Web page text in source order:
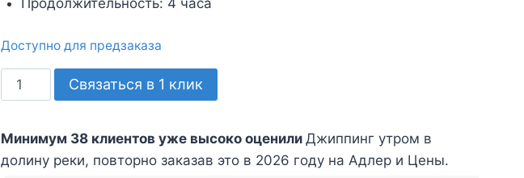
Продолжительность: 4 часа
Доступно для предзаказа
Количество
товара
утром
в
Связаться в 1 клик
Минимум 38 клиентов уже высоко оценили Джиппинг утром в
долину реки, повторно заказав это в 2026 году на Адлер и Цены.